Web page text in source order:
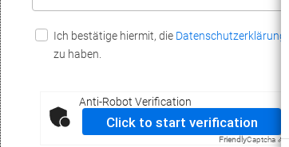
Ich bestätige hiermit, die
zu haben.
Anti-Robot Verification
Click to start verification
FriendlyCaptcha ⇗